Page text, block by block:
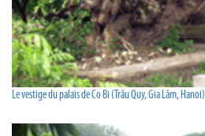
Le vestige du palais de Co Bi (Trâu Quy, Gia Lâm, Hanoi)